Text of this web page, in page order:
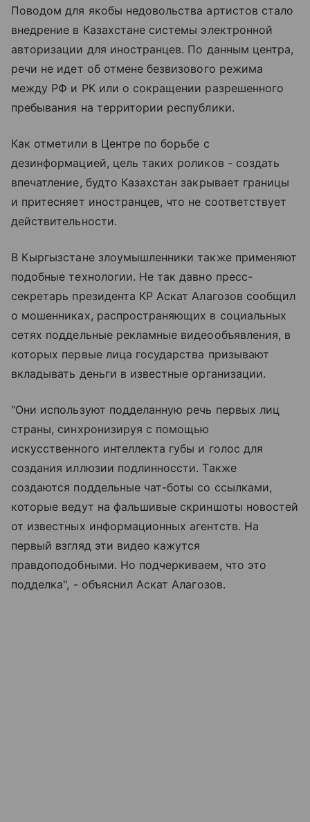
Поводом для якобы недовольства артистов стало
внедрение в Казахстане системы электронной
авторизации для иностранцев. По данным центра,
речи не идет об отмене безвизового режима
между РФ и РК или о сокращении разрешенного
пребывания на территории республики.
Как отметили в Центре по борьбе с
дезинформацией, цель таких роликов - создать
впечатление, будто Казахстан закрывает границы
и притесняет иностранцев, что не соответствует
действительности.
В Кыргызстане злоумышленники также применяют
подобные технологии. Не так давно пресс-
секретарь президента КР Аскат Алагозов сообщил
о мошенниках, распространяющих в социальных
сетях поддельные рекламные видеообъявления, в
которых первые лица государства призывают
вкладывать деньги в известные организации.
"Они используют подделанную речь первых лиц
страны, синхронизируя с помощью
искусственного интеллекта губы и голос для
создания иллюзии подлинноссти. Также
создаются поддельные чат-боты со ссылками,
которые ведут на фальшивые скриншоты новостей
от известных информационных агентств. На
первый взгляд эти видео кажутся
правдоподобными. Но подчеркиваем, что это
подделка", - объяснил Аскат Алагозов.